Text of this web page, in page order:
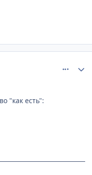
"как есть":